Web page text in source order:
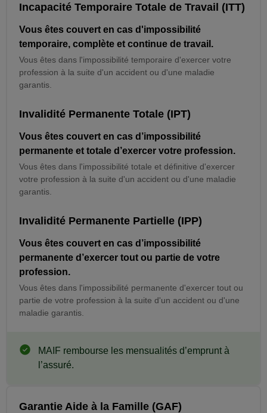
Incapacité Temporaire Totale de Travail (ITT)
Vous êtes couvert en cas d'impossibilité
temporaire, complète et continue de travail.
Vous êtes dans l'impossibilité temporaire d'exercer votre
profession à la suite d'un accident ou d'une maladie
garantis.
Invalidité Permanente Totale (IPT)
Vous êtes couvert en cas d’impossibilité
permanente et totale d’exercer votre profession.
Vous êtes dans l'impossibilité totale et définitive d'exercer
votre profession à la suite d'un accident ou d'une maladie
garantis.
Invalidité Permanente Partielle (IPP)
Vous êtes couvert en cas d’impossibilité
permanente d’exercer tout ou partie de votre
profession.
Vous êtes dans l'impossibilité permanente d'exercer tout ou
partie de votre profession à la suite d'un accident ou d'une
maladie garantis.
Information
MAIF rembourse les mensualités d’emprunt à
l’assuré.
Garantie Aide à la Famille (GAF)